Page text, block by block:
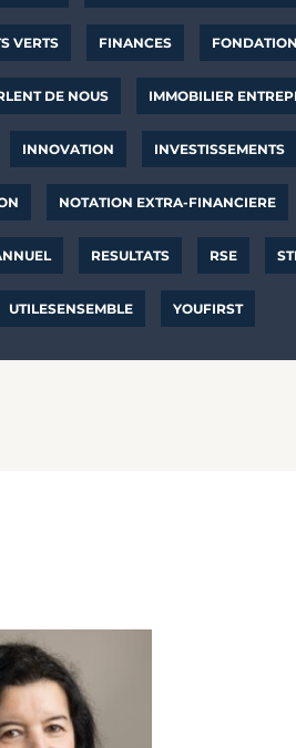
VERTS FINANCES
DE NOUS IMMOBILIER
INNOVATION INVESTISSEMENTS
NOTATION EXTRA-FINANCIERE
RESULTATS RSE
UTILESENSEMBLE YOUFIRST